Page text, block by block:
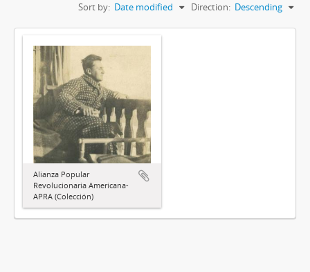
Sort by: Date modified Direction: Descending
Alianza Popular
Revolucionaria Americana-
APRA (Colección)